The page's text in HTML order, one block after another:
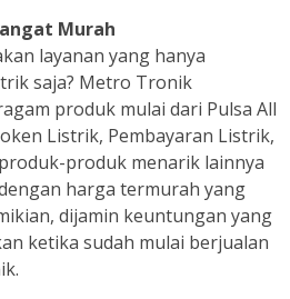
Murah
layanan yang hanya
saja? Metro Tronik
produk mulai dari Pulsa All
Listrik, Pembayaran Listrik,
produk menarik lainnya
harga termurah yang
dijamin keuntungan yang
ketika sudah mulai berjualan